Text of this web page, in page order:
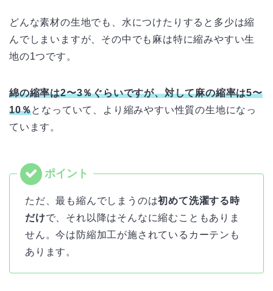
どんな素材の生地でも、水につけたりすると多少は縮
んでしまいますが、その中でも麻は特に縮みやすい生
地の1つです。
綿の縮率は2〜3％ぐらいですが、対して麻の縮率は5〜
10％となっていて、より縮みやすい性質の生地になっ
ています。
ただ、最も縮んでしまうのは初めて洗濯する時
だけで、それ以降はそんなに縮むこともありま
せん。今は防縮加工が施されているカーテンも
あります。